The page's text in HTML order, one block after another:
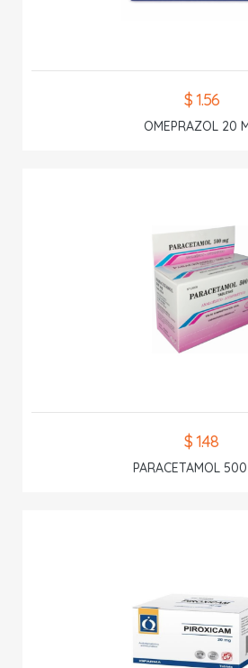
$ 1.56
OMEPRAZOL 20
$ 1.48
PARACETAMOL